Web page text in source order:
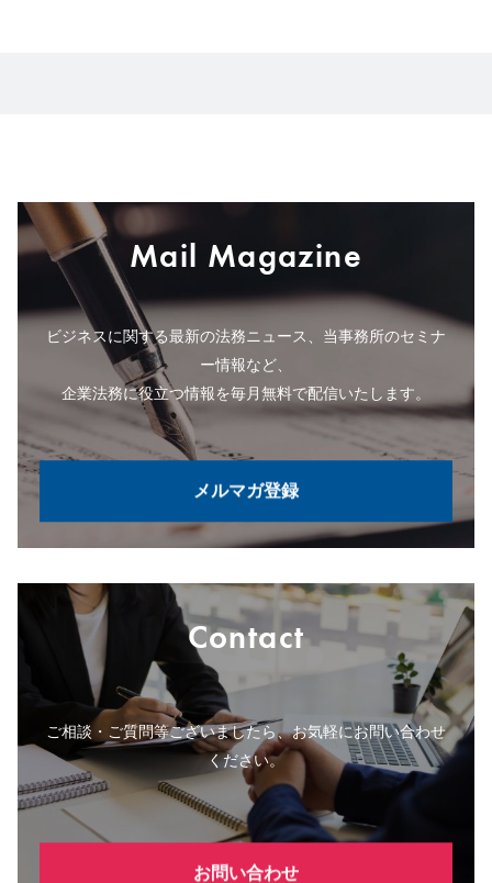
Mail Magazine
ビジネスに関する最新の法務ニュース、当事務所のセミナ
ー情報など、
企業法務に役立つ情報を毎月無料で配信いたします。
メルマガ登録
Contact
ご相談・ご質問等ございましたら、お気軽にお問い合わせ
ください。
お問い合わせ